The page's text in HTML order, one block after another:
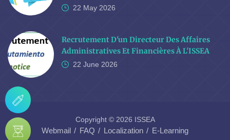
22 May 2026
Recrutement D'un Directeur Des Affaires
Administratives Et Financières À L'ISSEA
22 June 2026
Copyright © 2026 ISSEA
Webmail FAQ Localization E-Learning